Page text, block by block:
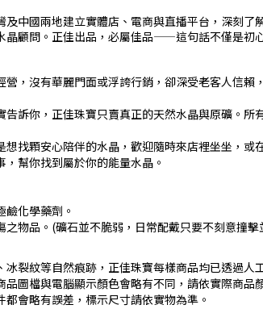
中國兩地建立實體店、電商與直播平台，深刻
晶顧問。正佳出品，必屬佳品——這句話不僅是初
，沒有華麗門面或浮誇行銷，卻深受老客人信
訴你，正佳珠寶只賣真正的天然水晶與原礦。
找顆安心陪伴的水晶，歡迎隨時來店裡坐坐，
幫你找到屬於你的能量水晶。
化學藥劑。
物品。(礦石並不脆弱，日常配戴只要不刻意撞擊
裂紋等自然痕跡，正佳珠寶每樣商品均已透過
圖檔與電腦顯示顏色會略有不同，請依實際商品
會略有誤差，標示尺寸請依實物為準。